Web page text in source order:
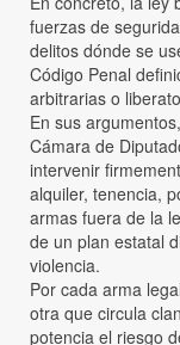
fuerzas de
delitos dónde se
Código Penal
arbitrarias o
En sus
Cámara de
intervenir
alquiler, tenencia,
armas fuera de la
de un plan estatal
violencia.
Por cada arma
otra que circula
potencia el riesgo